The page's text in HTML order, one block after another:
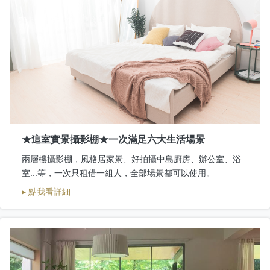
★這室實景攝影棚★一次滿足六大生活場景
兩層樓攝影棚，風格居家景、好拍攝中島廚房、辦公室、浴
室...等，一次只租借一組人，全部場景都可以使用。
▸ 點我看詳細